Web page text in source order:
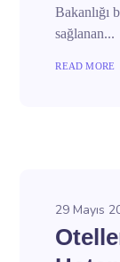
Bakanlığı
sağlanan...
READ MORE
29 Mayıs